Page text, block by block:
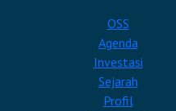
OSS
Agenda
Investasi
Sejarah
Profil